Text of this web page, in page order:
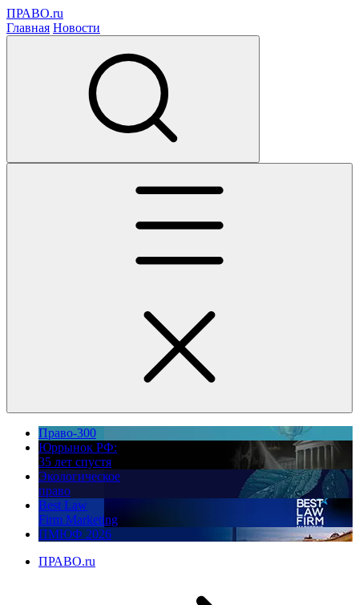
ПРАВО.ru
Главная Новости
Право-300
Юррынок РФ:
35 лет спустя
Экологическое
право
Best Law
Firm Marketing
ПМЮФ 2026
ПРАВО.ru